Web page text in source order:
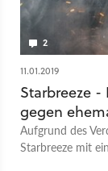
2
11.01.2019
Starbreeze
gegen
Aufgrund des
Starbreeze mit